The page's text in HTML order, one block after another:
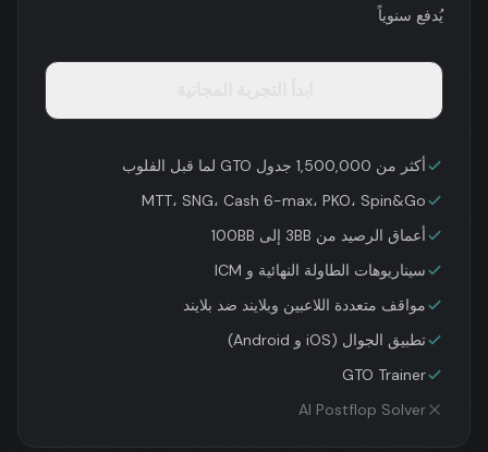
يُدفع سنوياً
أكثر من 1,500,000 جدول GTO لما قبل الفلوب
MTT، SNG، Cash 6-max، PKO، Spin&Go
أعماق الرصيد من 3BB إلى 100BB
سيناريوهات الطاولة النهائية و ICM
مواقف متعددة اللاعبين وبلايند ضد بلايند
تطبيق الجوال (iOS و Android)
GTO Trainer
AI Postflop Solver